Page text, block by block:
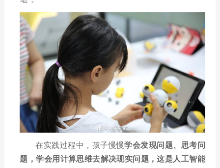
在实践过程中，孩子慢慢学会发现问题、思考问
题，学会用计算思维去解决现实问题，这是人工智能